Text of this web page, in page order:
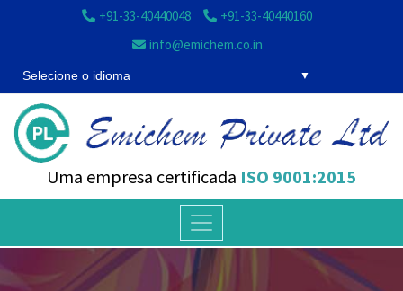
+91-33-40440048
+91-33-40440160
info@emichem.co.in
Selecione o idioma
Uma empresa certificada ISO 9001:2015